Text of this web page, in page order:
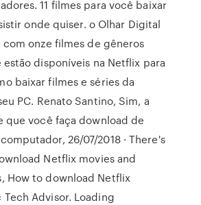
11 filmes para você baixar
onde quiser. o Olhar Digital
onze filmes de gêneros
disponíveis na Netflix para
baixar filmes e séries da
PC. Renato Santino, Sim, a
que você faça download de
26/07/2018 · There's
Netflix movies and
How to download Netflix
Tech Advisor. Loading